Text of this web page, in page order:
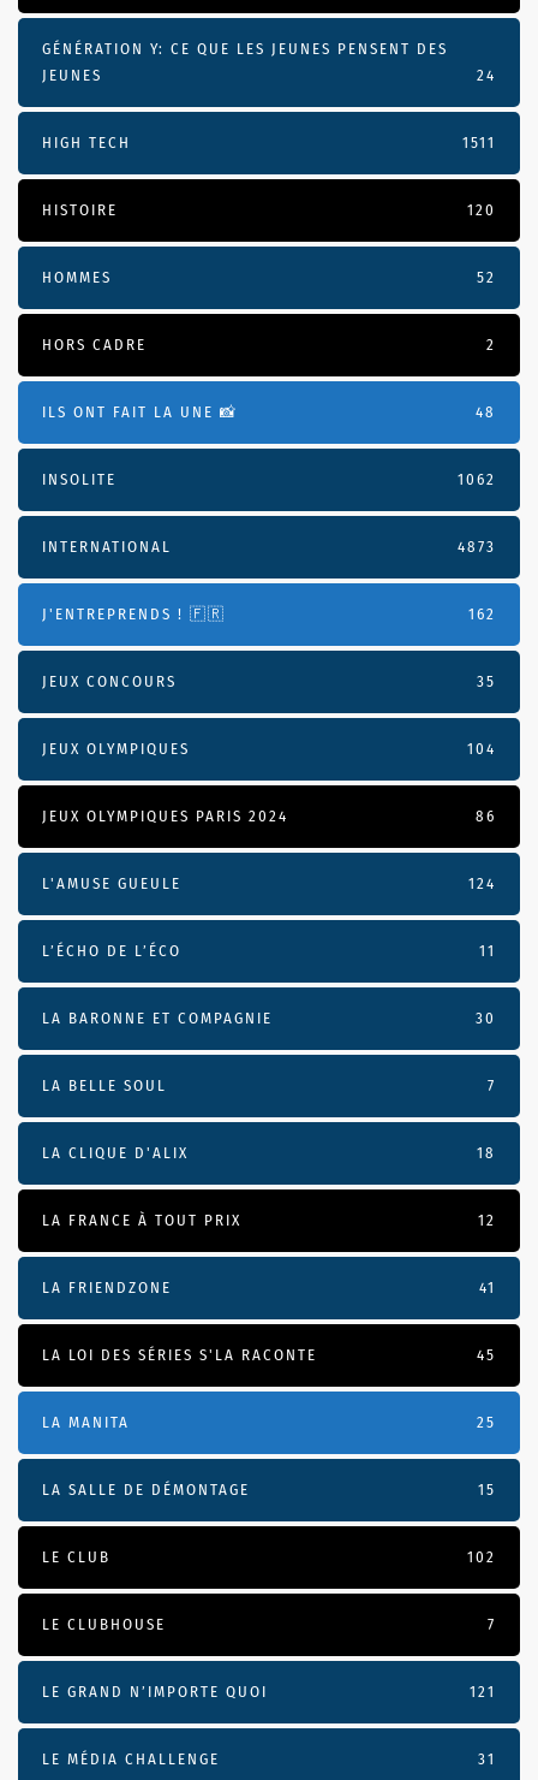
GÉNÉRATION Y: CE QUE LES JEUNES PENSENT DES
JEUNES
24
HIGH TECH 1511
HISTOIRE 120
HOMMES 52
HORS CADRE 2
ILS ONT FAIT LA UNE 📸 48
INSOLITE 1062
INTERNATIONAL 4873
J'ENTREPRENDS ! 🇫🇷 162
JEUX CONCOURS 35
JEUX OLYMPIQUES 104
JEUX OLYMPIQUES PARIS 2024 86
L'AMUSE GUEULE 124
L’ÉCHO DE L’ÉCO 11
LA BARONNE ET COMPAGNIE 30
LA BELLE SOUL 7
LA CLIQUE D'ALIX 18
LA FRANCE À TOUT PRIX 12
LA FRIENDZONE 41
LA LOI DES SÉRIES S'LA RACONTE 45
LA MANITA 25
LA SALLE DE DÉMONTAGE 15
LE CLUB 102
LE CLUBHOUSE 7
LE GRAND N’IMPORTE QUOI 121
LE MÉDIA CHALLENGE 31